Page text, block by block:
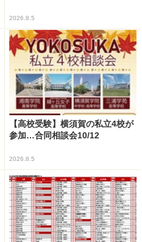
2026.8.5
【高校受験】横須賀の私立4校が
参加…合同相談会10/12
2026.8.5